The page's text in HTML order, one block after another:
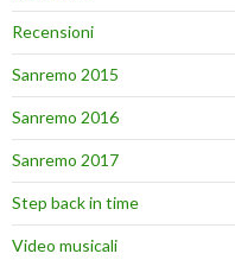
Recensioni
Sanremo 2015
Sanremo 2016
Sanremo 2017
Step back in time
Video musicali